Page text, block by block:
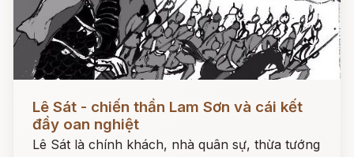
Lê Sát - chiến thần Lam Sơn và cái kết
đầy oan nghiệt
Lê Sát là chính khách, nhà quân sự, thừa tướng